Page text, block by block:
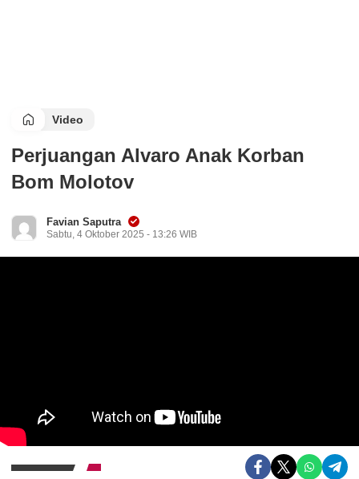
Video
Perjuangan Alvaro Anak Korban
Bom Molotov
Favian Saputra
Sabtu, 4 Oktober 2025 - 13:26 WIB